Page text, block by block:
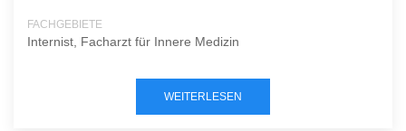
FACHGEBIETE
Internist, Facharzt für Innere Medizin
WEITERLESEN